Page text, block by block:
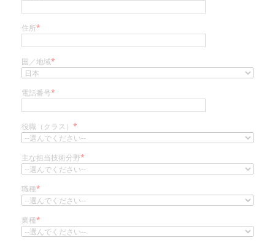
住所*
国／地域*
電話番号*
役職（クラス） *
主な担当技術分野*
職種*
業種*